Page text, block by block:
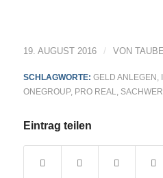
19. AUGUST 2016 / VON
SCHLAGWORTE: GELD ANLEGEN
ONEGROUP, PRO REAL
Eintrag teilen